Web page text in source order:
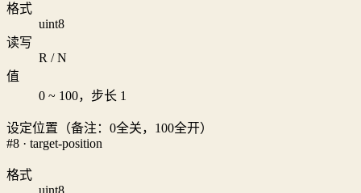
格式
uint8
读写
R / N
值
0 ~ 100，步长 1
设定位置（备注：0全关，100全开）
#8 · target-position
格式
uint8